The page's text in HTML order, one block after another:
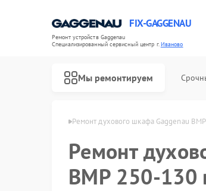
FIX-GAGGENAU
Ремонт устройств Gaggenau
Специализированный cервисный центр г.Иваново
Мы ремонтируем
Ремонт духового шкафа Gaggenau
Ремонт
BMP 250-130